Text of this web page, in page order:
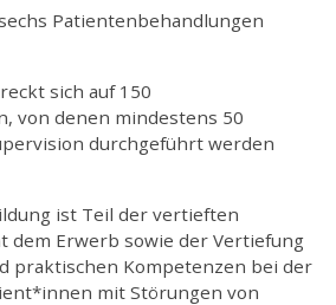
Patientenbehandlungen
sich auf 150
von denen mindestens 50
durchgeführt werden
ist Teil der vertieften
dem Erwerb sowie der Vertiefung
praktischen Kompetenzen bei der
mit Störungen von